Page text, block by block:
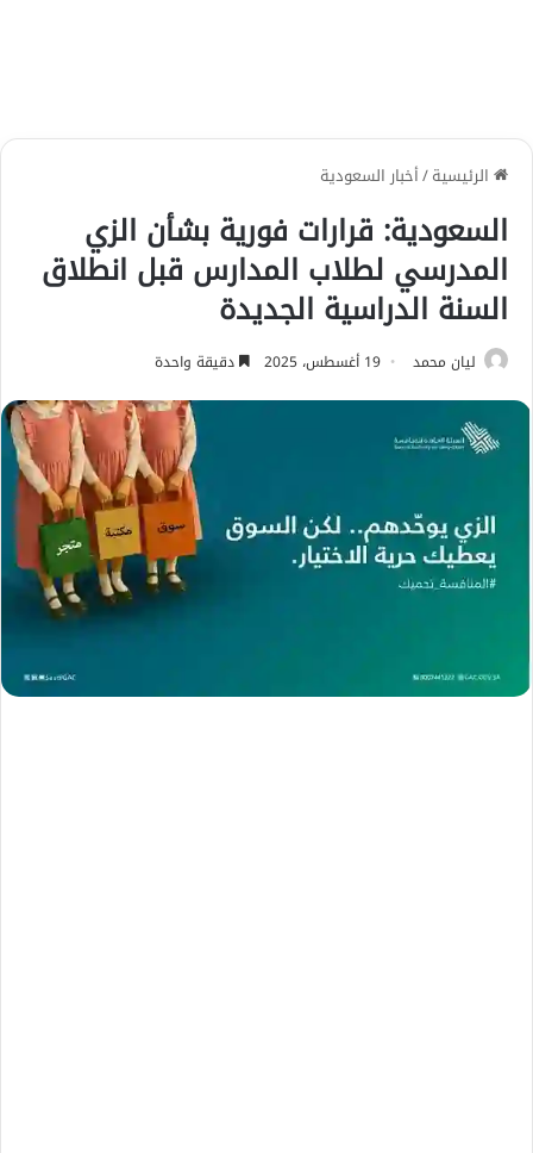
الرئيسية/أخبار السعودية
السعودية: قرارات فورية بشأن الزي
المدرسي لطلاب المدارس قبل انطلاق
السنة الدراسية الجديدة
ليان محمد 19 أغسطس، 2025 دقيقة واحدة